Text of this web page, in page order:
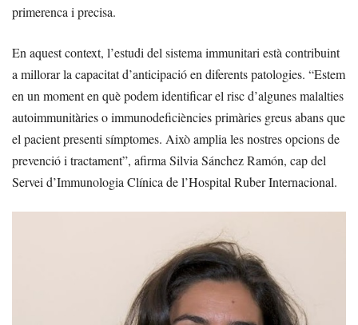
primerenca i precisa.
En aquest context, l’estudi del sistema immunitari està contribuint
a millorar la capacitat d’anticipació en diferents patologies. “Estem
en un moment en què podem identificar el risc d’algunes malalties
autoimmunitàries o immunodeficiències primàries greus abans que
el pacient presenti símptomes. Això amplia les nostres opcions de
prevenció i tractament”, afirma Silvia Sánchez Ramón, cap del
Servei d’Immunologia Clínica de l’Hospital Ruber Internacional.